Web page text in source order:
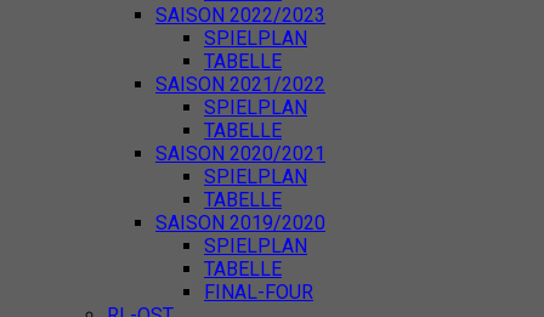
SAISON 2022/2023
SPIELPLAN
TABELLE
SAISON 2021/2022
SPIELPLAN
TABELLE
SAISON 2020/2021
SPIELPLAN
TABELLE
SAISON 2019/2020
SPIELPLAN
TABELLE
FINAL-FOUR